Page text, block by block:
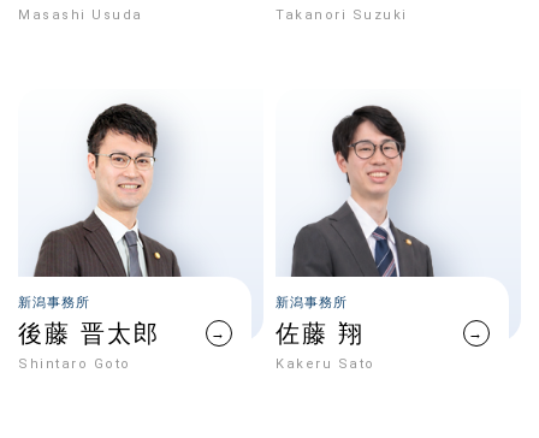
Masashi Usuda Takanori Suzuki
新潟事務所
後藤 晋太郎
Shintaro Goto
→
新潟事務所
佐藤 翔
Kakeru Sato
→